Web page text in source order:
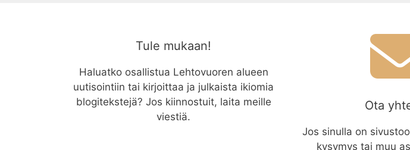
Tule mukaan!
Haluatko osallistua Lehtovuoren alueen
uutisointiin tai kirjoittaa ja julkaista ikiomia
blogitekstejä? Jos kiinnostuit, laita meille
viestiä.
Ota
Jos sinulla on
kysymys tai muu